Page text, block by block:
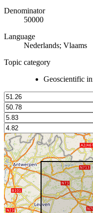
Denominator
50000
Language
Nederlands; Vlaams
Topic category
Geoscientific